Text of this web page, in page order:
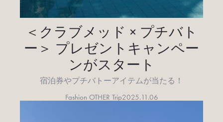
＜クラブメッド × プチバト
ー＞ プレゼントキャンペー
ンがスタート
宿泊券やプチバトーアイテムが当たる！
Fashion OTHER Trip2025.11.06